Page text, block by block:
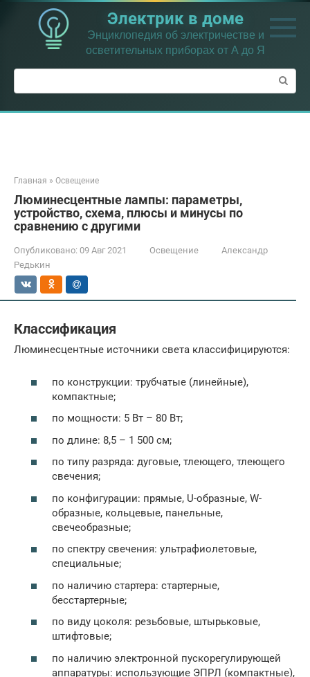
Перейти
контенту
Электрик в доме
Энциклопедия об электричестве и
осветительных приборах от А до Я
Поиск:
Главная » Освещение
Люминесцентные лампы: параметры,
устройство, схема, плюсы и минусы по
сравнению с другими
Опубликовано: 09 Авг 2021 Освещение
Александр
Редькин
Классификация
Люминесцентные источники света классифицируются:
по конструкции: трубчатые (линейные),
компактные;
по мощности: 5 Вт – 80 Вт;
по длине: 8,5 – 1 500 см;
по типу разряда: дуговые, тлеющего, тлеющего
свечения;
по конфигурации: прямые, U-oбразные, W-
oбразные, кольцевые, панельные,
свечеобразные;
по спектру свечения: ультрафиолетовые,
специальные;
по наличию стартера: стартерные,
бесстартерные;
по виду цоколя: резьбовые, штырьковые,
штифтовые;
по наличию электронной пускорегулирующей
аппаратуры: использующие ЭПРЛ (компактные),